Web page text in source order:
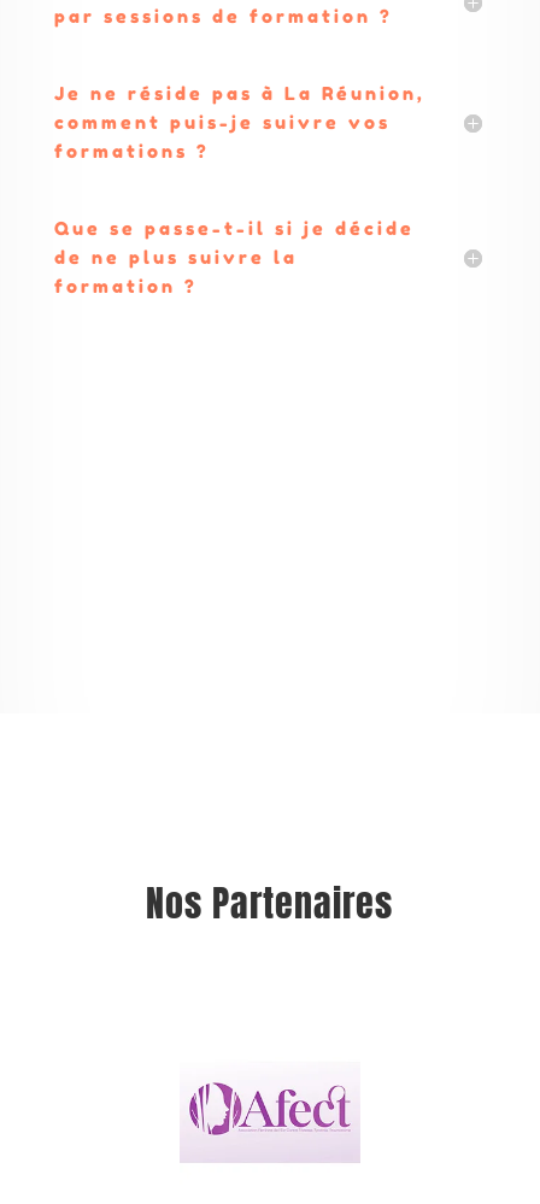
par sessions de formation ?
Je ne réside pas à La Réunion,
comment puis-je suivre vos
formations ?
Que se passe-t-il si je décide
de ne plus suivre la
formation ?
Nos Partenaires